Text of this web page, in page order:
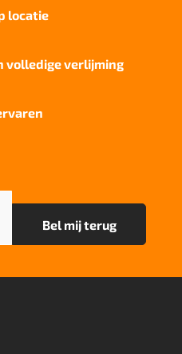
locatie
volledige verlijming